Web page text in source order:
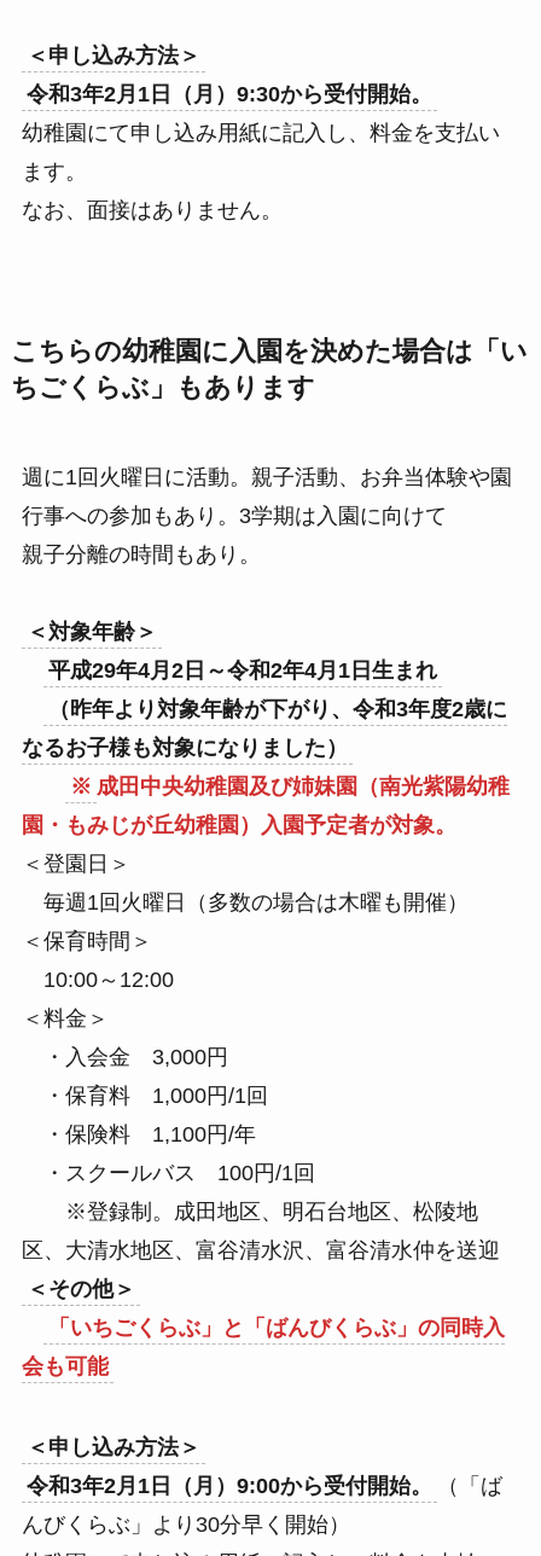
＜申し込み方法＞
令和3年2月1日（月）9:30から受付開始。
幼稚園にて申し込み用紙に記入し、料金を支払い
ます。
なお、面接はありません。
こちらの幼稚園に入園を決めた場合は「い
ちごくらぶ」もあります
週に1回火曜日に活動。親子活動、お弁当体験や園
行事への参加もあり。3学期は入園に向けて
親子分離の時間もあり。
＜対象年齢＞
平成29年4月2日～令和2年4月1日生まれ
（昨年より対象年齢が下がり、令和3年度2歳に
なるお子様も対象になりました）
※ 成田中央幼稚園及び姉妹園（南光紫陽幼稚
園・もみじが丘幼稚園）入園予定者が対象。
＜登園日＞
毎週1回火曜日（多数の場合は木曜も開催）
＜保育時間＞
10:00～12:00
＜料金＞
・入会金 3,000円
・保育料 1,000円/1回
・保険料 1,100円/年
・スクールバス 100円/1回
※登録制。成田地区、明石台地区、松陵地
区、大清水地区、富谷清水沢、富谷清水仲を送迎
＜その他＞
「いちごくらぶ」と「ばんびくらぶ」の同時入
会も可能
＜申し込み方法＞
令和3年2月1日（月）9:00から受付開始。
（「ば
んびくらぶ」より30分早く開始）